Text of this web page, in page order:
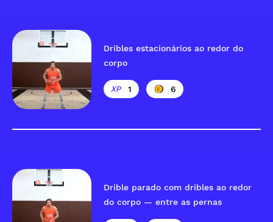
Dribles estacionários ao redor do
corpo
1 6
Drible parado com dribles ao redor
do corpo — entre as pernas